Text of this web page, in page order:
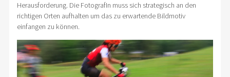
Herausforderung. Die FotografIn muss sich strategisch an den
richtigen Orten aufhalten um das zu erwartende Bildmotiv
einfangen zu können.